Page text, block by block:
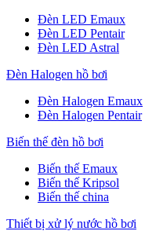
Đèn LED Emaux
Đèn LED Pentair
Đèn LED Astral
Đèn Halogen hồ bơi
Đèn Halogen Emaux
Đèn Halogen Pentair
Biến thế đèn hồ bơi
Biến thế Emaux
Biến thế Kripsol
Biến thế china
Thiết bị xử lý nước hồ bơi